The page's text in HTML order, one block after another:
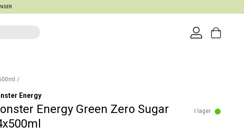
Energy
Energy Green Zero Sugar
I lager